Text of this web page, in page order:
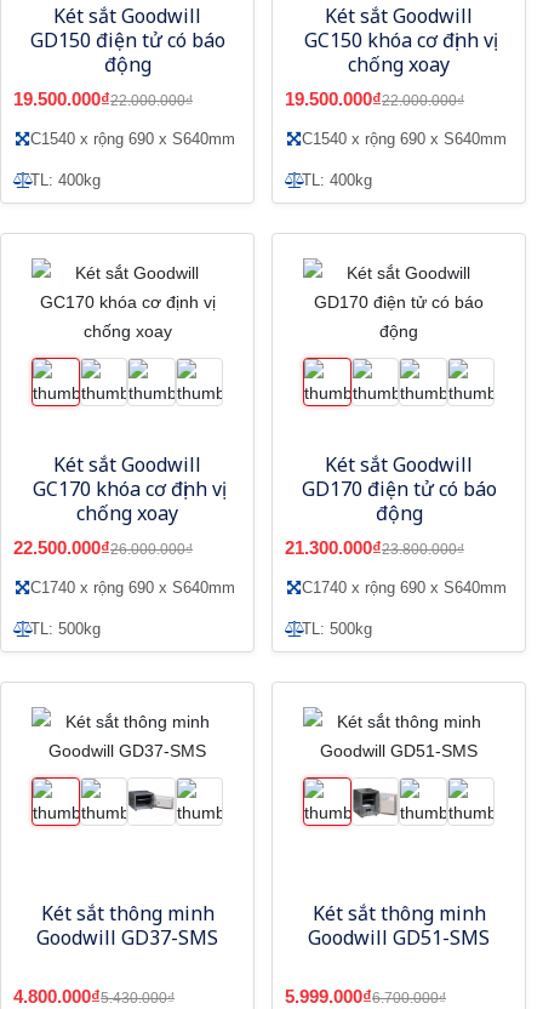
Két sắt Goodwill
GD150 điện tử có báo
động
19.500.000₫22.000.000₫
C1540 x rộng 690 x S640mm
TL: 400kg
Két sắt Goodwill
GC150 khóa cơ định vị
chống xoay
19.500.000₫22.000.000₫
C1540 x rộng 690 x S640mm
TL: 400kg
Két sắt Goodwill
GC170 khóa cơ định vị
chống xoay
22.500.000₫26.000.000₫
C1740 x rộng 690 x S640mm
TL: 500kg
Két sắt Goodwill
GD170 điện tử có báo
động
21.300.000₫23.800.000₫
C1740 x rộng 690 x S640mm
TL: 500kg
Két sắt thông minh
Goodwill GD37-SMS
4.800.000₫5.430.000₫
Két sắt thông minh
Goodwill GD51-SMS
5.999.000₫6.700.000₫